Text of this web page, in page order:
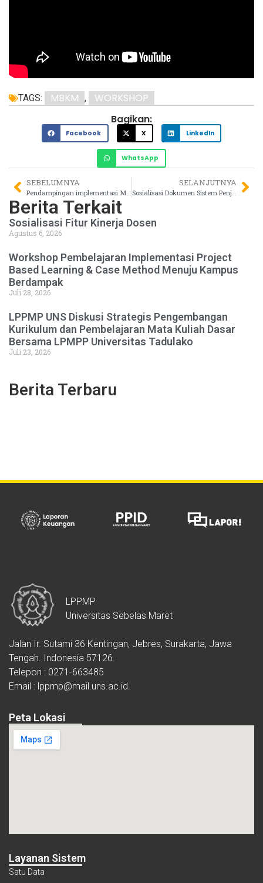
TAGS: MBKM ,
WORKSHOP
Bagikan:
Facebook X LinkedIn
WhatsApp
SEBELUMNYA SELANJUTNYA
Berita Terkait
Sosialisasi Fitur Kinerja Dosen
Agustus 6, 2026
Workshop Pembelajaran Implementasi Project
Based Learning & Case Method Menuju Kampus
Berdampak
Juli 28, 2026
LPPMP UNS Diskusi Strategis Pengembangan
Kurikulum dan Pembelajaran Mata Kuliah Dasar
Bersama LPMPP Universitas Tadulako
Juli 23, 2026
Berita Terbaru
LPPMP
Universitas Sebelas Maret
Jalan Ir. Sutami 36 Kentingan, Jebres, Surakarta, Jawa
Tengah. Indonesia 57126.
Telepon : 0271-663485
Email : lppmp@mail.uns.ac.id.
Peta Lokasi
Layanan Sistem
Satu Data